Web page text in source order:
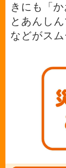
きにも「
とあんし
などがスム